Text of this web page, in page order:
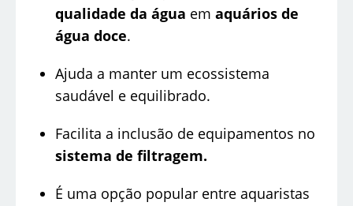
qualidade da água em aquários de
água doce.
Ajuda a manter um ecossistema
saudável e equilibrado.
Facilita a inclusão de equipamentos no
sistema de filtragem.
É uma opção popular entre aquaristas